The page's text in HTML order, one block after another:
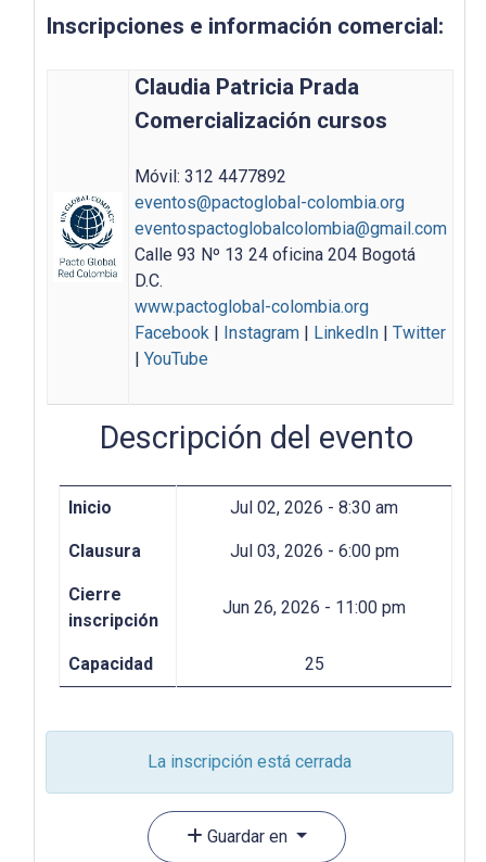
Inscripciones e información comercial:
Claudia Patricia Prada
Comercialización cursos
Móvil: 312 4477892
eventos@pactoglobal-colombia.org
eventospactoglobalcolombia@gmail.com
Calle 93 Nº 13 24 oficina 204 Bogotá
D.C.
www.pactoglobal-colombia.org
Facebook| Instagram| LinkedIn| Twitter
| YouTube
Descripción del evento
Inicio Jul 02, 2026 - 8:30 am
Clausura Jul 03, 2026 - 6:00 pm
Cierre
inscripción
Jun 26, 2026 - 11:00 pm
Capacidad 25
La inscripción está cerrada
Guardar en